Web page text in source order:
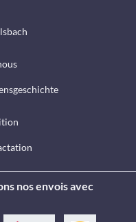
nos envois avec